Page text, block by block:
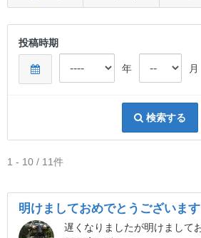
投稿時期
年 月
検索する
1 - 10 / 11件
明けましておめでとうございます